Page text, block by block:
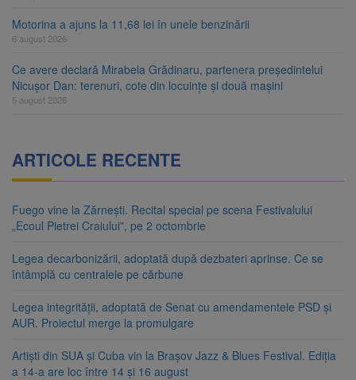
Motorina a ajuns la 11,68 lei în unele benzinării
6 august 2026
Ce avere declară Mirabela Grădinaru, partenera președintelui
Nicușor Dan: terenuri, cote din locuințe și două mașini
5 august 2026
ARTICOLE RECENTE
Fuego vine la Zărnești. Recital special pe scena Festivalului
„Ecoul Pietrei Craiului”, pe 2 octombrie
Legea decarbonizării, adoptată după dezbateri aprinse. Ce se
întâmplă cu centralele pe cărbune
Legea integrității, adoptată de Senat cu amendamentele PSD și
AUR. Proiectul merge la promulgare
Artiști din SUA și Cuba vin la Brașov Jazz & Blues Festival. Ediția
a 14-a are loc între 14 și 16 august